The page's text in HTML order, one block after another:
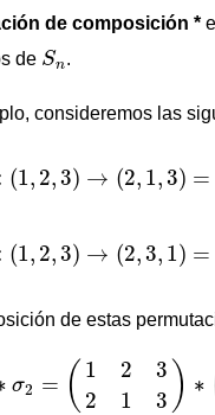
de composición *
de Sn
S .
consideremos las
(1, 2,3) → (2, 1,3) =
(1, 2,3) → (2,3, 1) =
de estas
σ2 = ( 1 2
3
2
1 3 ) ∗
2= 23 13)